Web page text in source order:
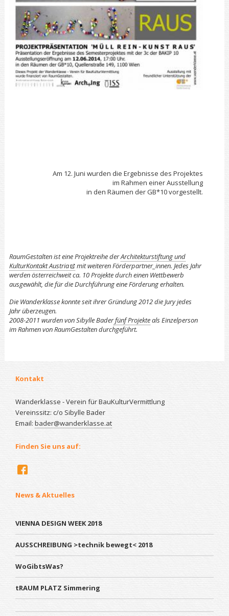
Am 12. Juni wurden die Ergebnisse des Projektes
im Rahmen einer Ausstellung
in den Räumen der GB*10 vorgestellt.
RaumGestalten ist eine Projektreihe derArchitekturstiftung und
KulturKontakt Austria
mit weiteren Förderpartner_innen. Jedes Jahr
werden österreichweit ca. 10 Projekte durch einen Wettbewerb
ausgewählt, die für die Durchführung eine Förderung erhalten.
Die Wanderklasse konnte seit ihrer Gründung 2012 die Jury jedes
Jahr überzeugen.
2008-2011 wurden von Sibylle Baderfünf Projekteals Einzelperson
im Rahmen von RaumGestalten durchgeführt.
Kontakt
Wanderklasse - Verein für BauKulturVermittlung
Vereinssitz: c/o Sibylle Bader
Email: bader@wanderklasse.at
Finden Sie uns auf:
News & Aktuelles
VIENNA DESIGN WEEK 2018
AUSSCHREIBUNG >technik bewegt< 2018
WoGibtsWas?
tRAUM PLATZ Simmering